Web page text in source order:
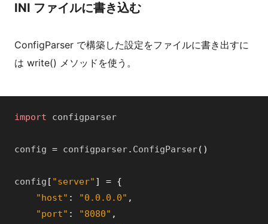
INI ファイルに書き込む
ConfigParser で構築した設定をファイルに書き出すに
は write() メソッドを使う。
import configparser
config = configparser. ConfigParser( )
config [ "server" ] = {
"host" : "0.0.0.0" ,
"port" : "8080" ,